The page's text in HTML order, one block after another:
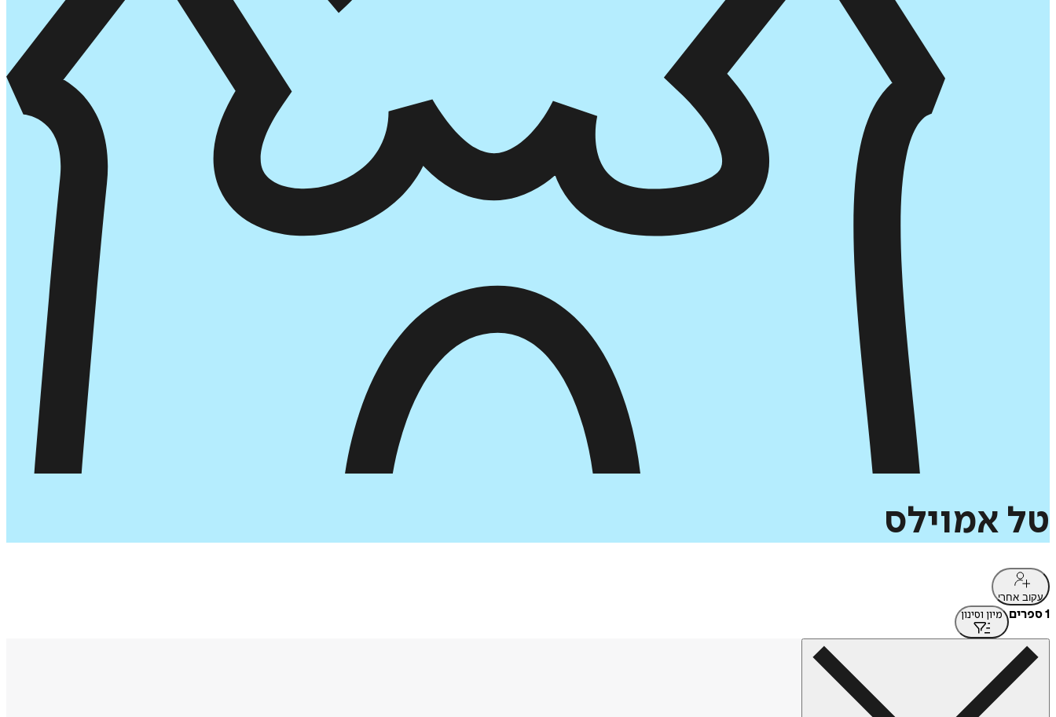
טל אמוילס
עקוב אחרי
1 ספרים מיון וסינון